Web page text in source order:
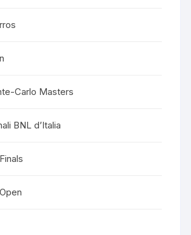
Carlo Masters
BNL d’Italia